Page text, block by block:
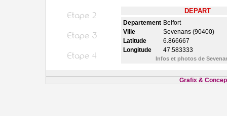
DEPART
Departement Belfort
Ville
Sevenans (90400)
Latitude
6.866667
Longitude
47.583333
Infos et photos de
Grafix &